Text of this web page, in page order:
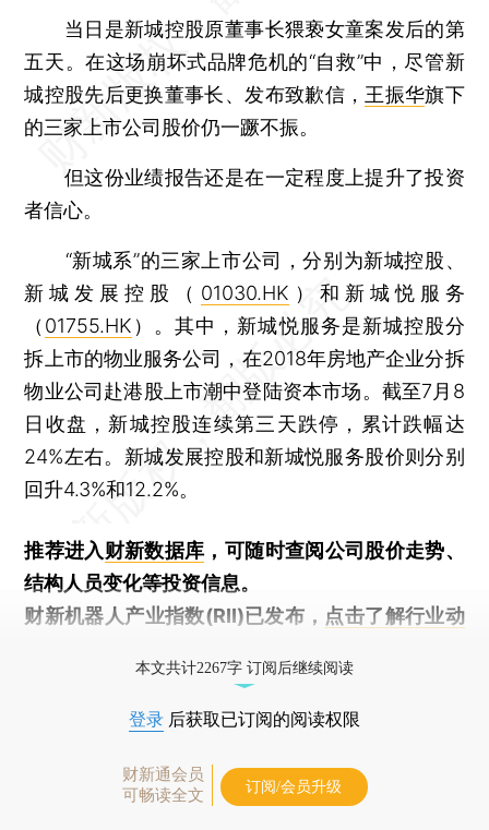
当日是新城控股原董事长猥亵女童案发后的第
五天。在这场崩坏式品牌危机的“自救”中，尽管新
城控股先后更换董事长、发布致歉信， 王振华旗下
的三家上市公司股价仍一蹶不振。
但这份业绩报告还是在一定程度上提升了投资
者信心。
“新城系”的三家上市公司，分别为新城控股、
新城发展控股（ 01030.HK ）和新城悦服务
（ 01755.HK ）。其中，新城悦服务是新城控股分
拆上市的物业服务公司，在2018年房地产企业分拆
物业公司赴港股上市潮中登陆资本市场。截至7月8
日收盘，新城控股连续第三天跌停，累计跌幅达
24%左右。新城发展控股和新城悦服务股价则分别
回升4.3%和12.2%。
推荐进入财新数据库 ，可随时查阅公司股价走势、
结构人员变化等投资信息。
财新机器人产业指数(RII)已发布， 点击了解行业动
本文共计2267字 订阅后继续阅读
登录 后获取已订阅的阅读权限
财新通会员
可畅读全文
订阅/会员升级